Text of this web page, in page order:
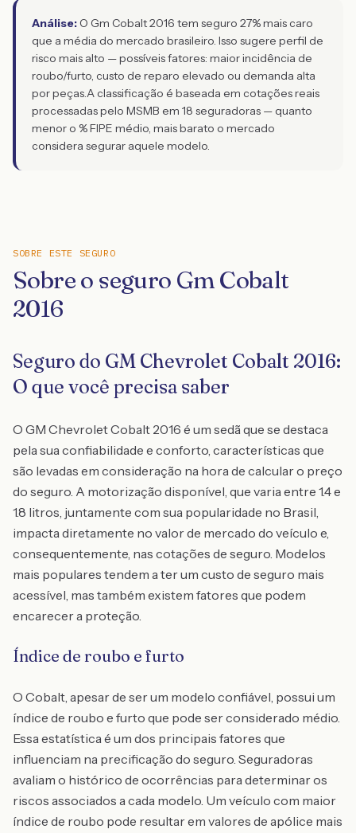
Análise: O Gm Cobalt 2016 tem seguro 27% mais caro
que a média do mercado brasileiro. Isso sugere perfil de
risco mais alto — possíveis fatores: maior incidência de
roubo/furto, custo de reparo elevado ou demanda alta
por peças.A classificação é baseada em cotações reais
processadas pelo MSMB em 18 seguradoras — quanto
menor o % FIPE médio, mais barato o mercado
considera segurar aquele modelo.
SOBRE ESTE SEGURO
Sobre o seguro Gm Cobalt
2016
Seguro do GM Chevrolet Cobalt 2016:
O que você precisa saber
O GM Chevrolet Cobalt 2016 é um sedã que se destaca
pela sua confiabilidade e conforto, características que
são levadas em consideração na hora de calcular o preço
do seguro. A motorização disponível, que varia entre 1.4 e
1.8 litros, juntamente com sua popularidade no Brasil,
impacta diretamente no valor de mercado do veículo e,
consequentemente, nas cotações de seguro. Modelos
mais populares tendem a ter um custo de seguro mais
acessível, mas também existem fatores que podem
encarecer a proteção.
Índice de roubo e furto
O Cobalt, apesar de ser um modelo confiável, possui um
índice de roubo e furto que pode ser considerado médio.
Essa estatística é um dos principais fatores que
influenciam na precificação do seguro. Seguradoras
avaliam o histórico de ocorrências para determinar os
riscos associados a cada modelo. Um veículo com maior
índice de roubo pode resultar em valores de apólice mais